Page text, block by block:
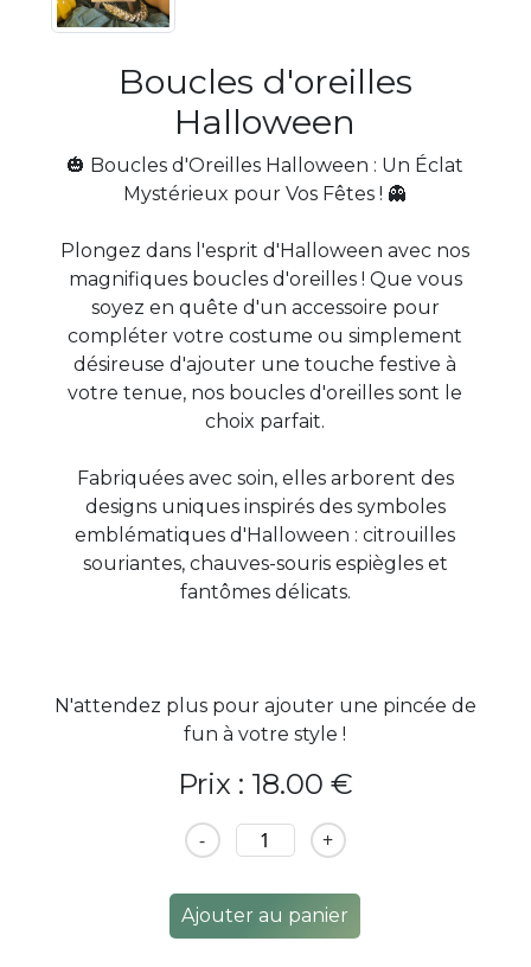
Boucles d'oreilles
Halloween
🎃 Boucles d'Oreilles Halloween : Un Éclat
Mystérieux pour Vos Fêtes ! 👻
Plongez dans l'esprit d'Halloween avec nos
magnifiques boucles d'oreilles ! Que vous
soyez en quête d'un accessoire pour
compléter votre costume ou simplement
désireuse d'ajouter une touche festive à
votre tenue, nos boucles d'oreilles sont le
choix parfait.
Fabriquées avec soin, elles arborent des
designs uniques inspirés des symboles
emblématiques d'Halloween : citrouilles
souriantes, chauves-souris espiègles et
fantômes délicats.
N'attendez plus pour ajouter une pincée de
fun à votre style !
Prix : 18.00 €
- +
Ajouter au panier